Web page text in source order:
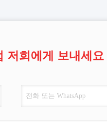
저희에게 보내세요